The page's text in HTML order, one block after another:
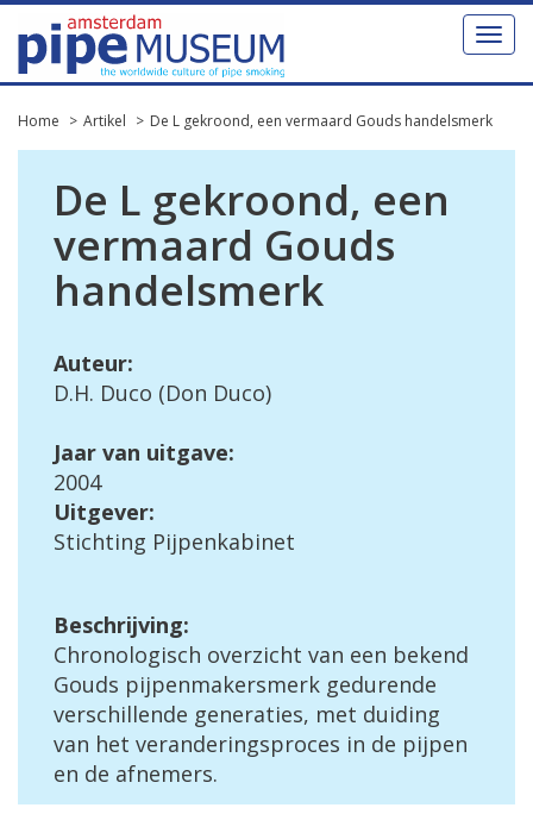
Toggle
Home Artikel De L gekroond, een vermaard Gouds handelsmerk
De L gekroond, een
vermaard Gouds
handelsmerk
Auteur:
D.H. Duco (Don Duco)
Jaar van uitgave:
2004
Uitgever:
Stichting Pijpenkabinet
Beschrijving:
Chronologisch overzicht van een bekend
Gouds pijpenmakersmerk gedurende
verschillende generaties, met duiding
van het veranderingsproces in de pijpen
en de afnemers.